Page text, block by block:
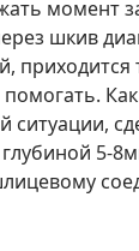
момент
шкив
приходится
ситуации,
5-